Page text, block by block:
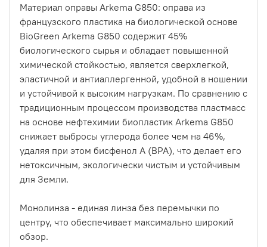
Материал оправы Arkema G850: оправа из
французского пластика на биологической основе
BioGreen Arkema G850 содержит 45%
биологического сырья и обладает повышенной
химической стойкостью, является сверхлегкой,
эластичной и антиаллергенной, удобной в ношении
и устойчивой к высоким нагрузкам. По сравнению с
традиционным процессом производства пластмасс
на основе нефтехимии биопластик Arkema G850
снижает выбросы углерода более чем на 46%,
удаляя при этом бисфенол А (BPA), что делает его
нетоксичным, экологически чистым и устойчивым
для Земли.
Монолинза - единая линза без перемычки по
центру, что обеспечивает максимально широкий
обзор.